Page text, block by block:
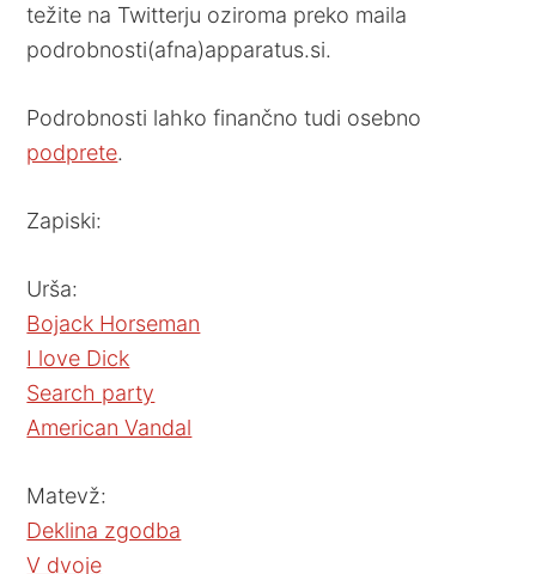
težite na Twitterju oziroma preko maila
podrobnosti(afna)apparatus.si.
Podrobnosti lahko finančno tudi osebno
podprete.
Zapiski:
Urša:
Bojack Horseman
I love Dick
Search party
American Vandal
Matevž:
Deklina zgodba
V dvoje